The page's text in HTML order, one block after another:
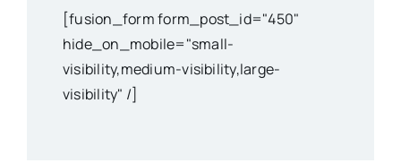
[fusion_form form_post_id="450"
hide_on_mobile="small-
visibility,medium-visibility,large-
visibility" /]